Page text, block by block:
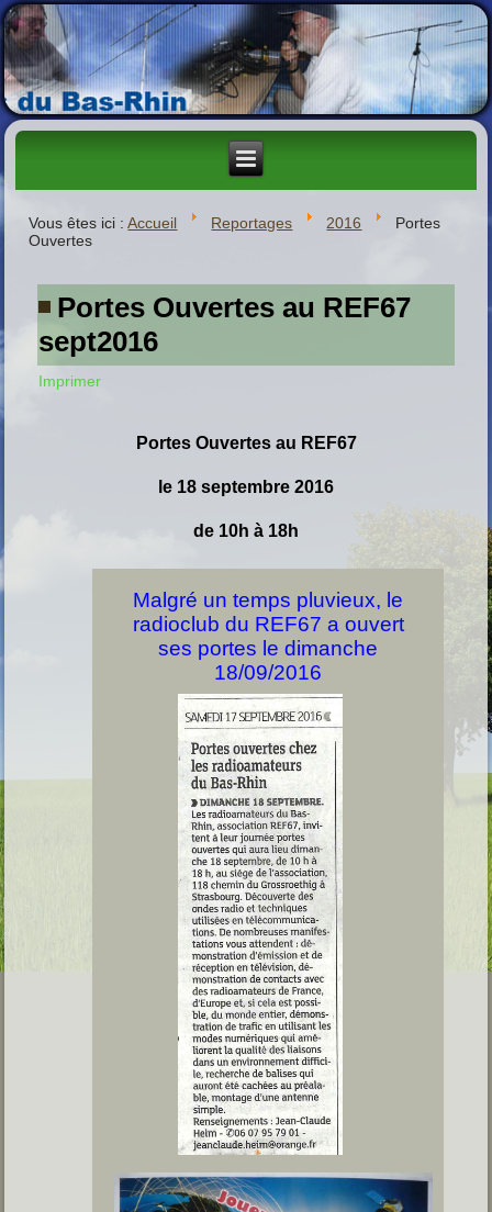
Vous êtes ici :Accueil Reportages 2016
Portes
Ouvertes
Portes Ouvertes au REF67
sept2016
Imprimer
Portes Ouvertes au REF67
le 18 septembre 2016
de 10h à 18h
Malgré un temps pluvieux, le
radioclub du REF67 a ouvert
ses portes le dimanche
18/09/2016